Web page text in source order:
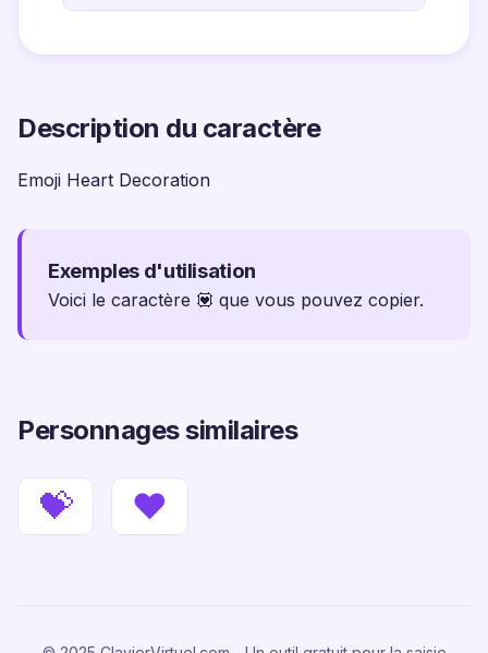
Description du caractère
Emoji Heart Decoration
Exemples d'utilisation
Voici le caractère 💟 que vous pouvez copier.
Personnages similaires
💝 ❤️